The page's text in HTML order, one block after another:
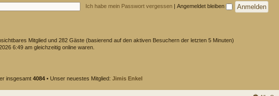
Ich habe mein Passwort vergessen | Angemeldet bleiben
Mitglied und 282 Gäste (basierend auf den aktiven Besuchern der letzten 5 Minuten)
6:49 am gleichzeitig online waren.
insgesamt 4084 • Unser neuestes Mitglied: Jimis Enkel